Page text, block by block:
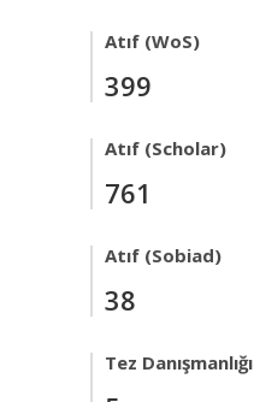
Atıf (WoS)
399
Atıf (Scholar)
761
Atıf (Sobiad)
38
Tez Danışmanlığı